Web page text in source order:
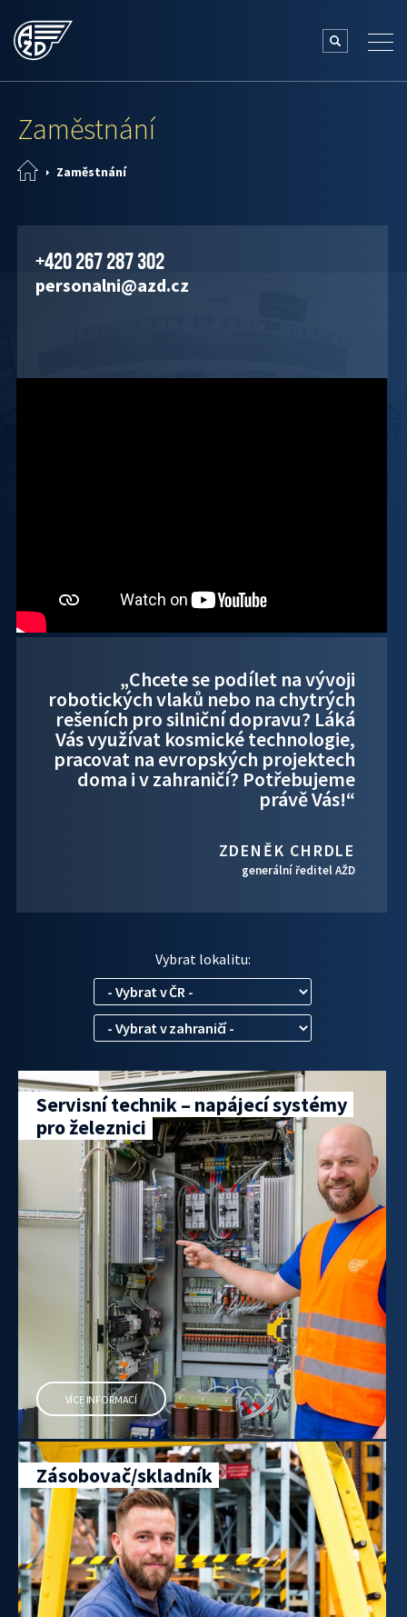
Zaměstnání
Zaměstnání
+420 267 287 302
personalni@azd.cz
„Chcete se podílet na vývoji
robotických vlaků nebo na chytrých
rešeních pro silniční dopravu? Láká
Vás využívat kosmické technologie,
pracovat na evropských projektech
doma i v zahraničí? Potřebujeme
právě Vás!“
ZDENĚK CHRDLE
generální ředitel AŽD
Vybrat lokalitu:
Servisní technik – napájecí systémy
pro železnici
VÍCE INFORMACÍ
Zásobovač/skladník